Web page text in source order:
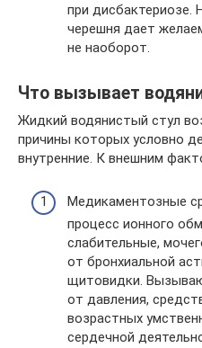
при дисбактериозе.
черешня дает
не наоборот.
Что вызывает
Жидкий водянистый стул
причины которых условно
внутренние. К внешним
Медикаментозные
процесс ионного
слабительные,
от бронхиальной
щитовидки.
от давления,
возрастных
сердечной